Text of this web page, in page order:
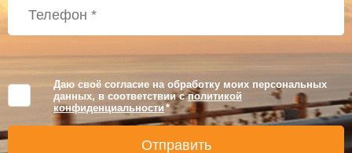
Даю своё согласие на обработку моих персональных
данных, в соответствии сполитикой
конфиденциальности *